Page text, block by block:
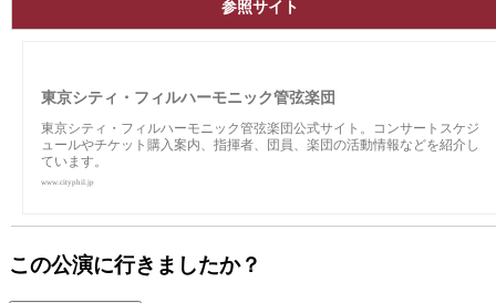
参照サイト
東京シティ・フィルハーモニック管弦楽団
東京シティ・フィルハーモニック管弦楽団公式サイト。コンサートスケジ
ュールやチケット購入案内、指揮者、団員、楽団の活動情報などを紹介し
ています。
www.cityphil.jp
この公演に行きましたか？